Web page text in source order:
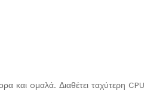
και oμαλά. Διαθέτει ταχύτερη